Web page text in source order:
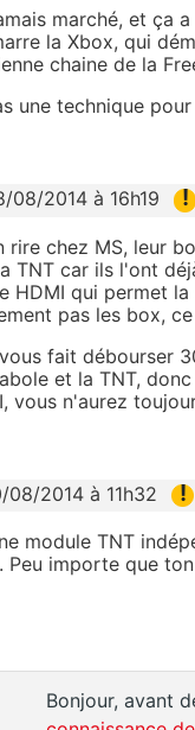
marché, et ça
la Xbox, qui
chaine de la
une technique
08/2014 à 16h19 !
rire chez MS, leur
TNT car ils l'ont
HDMI qui permet
pas les box,
fait débourser
et la TNT,
vous n'aurez
08/2014 à 11h32 !
module TNT
Peu importe que
Bonjour, avant